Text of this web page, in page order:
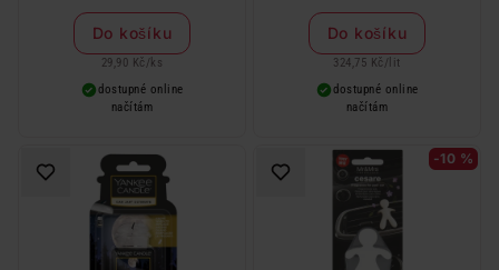
Do košíku
29,90 Kč / ks
dostupné online
načítám
Do košíku
324,75 Kč / lit
dostupné online
načítám
-10 %